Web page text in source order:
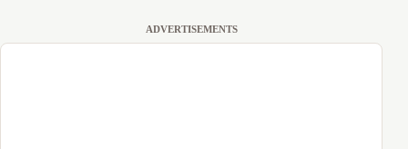
ADVERTISEMENTS